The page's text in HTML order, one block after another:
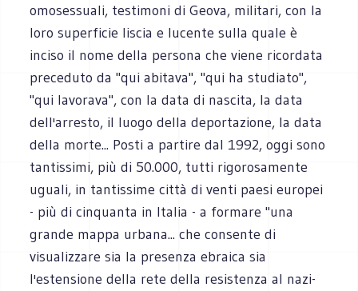
omosessuali, testimoni di Geova, militari, con la
loro superficie liscia e lucente sulla quale è
inciso il nome della persona che viene ricordata
preceduto da "qui abitava", "qui ha studiato",
"qui lavorava", con la data di nascita, la data
dell'arresto, il luogo della deportazione, la data
della morte... Posti a partire dal 1992, oggi sono
tantissimi, più di 50.000, tutti rigorosamente
uguali, in tantissime città di venti paesi europei
- più di cinquanta in Italia - a formare "una
grande mappa urbana... che consente di
visualizzare sia la presenza ebraica sia
l'estensione della rete della resistenza al nazi-